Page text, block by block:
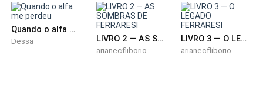
Quando o alfa me perdeu
Dessa LIVRO 2 — AS SOMBRAS DE FERRARESI
arianecfliborio
LIVRO 3 — O LEGADO FERRARESI
arianecfliborio